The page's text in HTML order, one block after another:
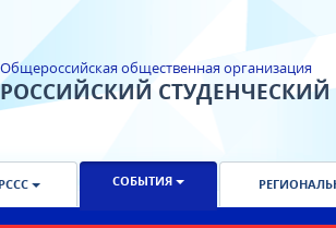
Общероссийская общественная организация
РОССИЙСКИЙ
СОБЫТИЯ